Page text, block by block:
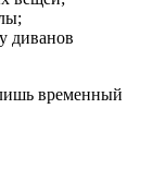
диванов
временный